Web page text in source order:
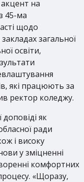
на
45-ма
щодо
загальної
освіти,
які працюють за
ректор коледжу.
доповіді як
ради
і високу
у зміцненні
комфортних
«Щоразу,